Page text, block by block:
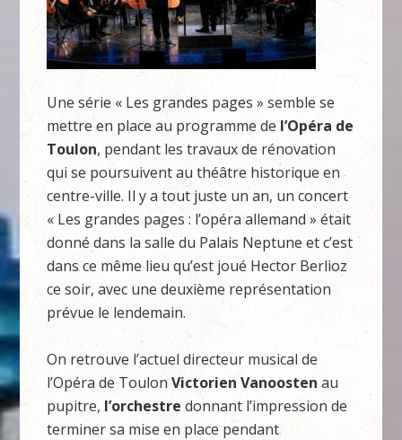
Une série « Les grandes pages » semble se
mettre en place au programme de l’Opéra de
Toulon, pendant les travaux de rénovation
qui se poursuivent au théâtre historique en
centre-ville. Il y a tout juste un an, un concert
« Les grandes pages : l’opéra allemand » était
donné dans la salle du Palais Neptune et c’est
dans ce même lieu qu’est joué Hector Berlioz
ce soir, avec une deuxième représentation
prévue le lendemain.
On retrouve l’actuel directeur musical de
l’Opéra de ToulonVictorien Vanoosten au
pupitre, l’orchestre donnant l’impression de
terminer sa mise en place pendant